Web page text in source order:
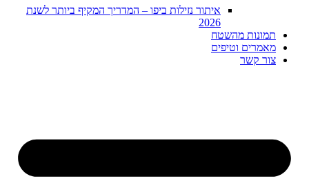
איתור נזילות ביפו – המדריך המקיף ביותר לשנת
2026
תמונות מהשטח
מאמרים וטיפים
צור קשר